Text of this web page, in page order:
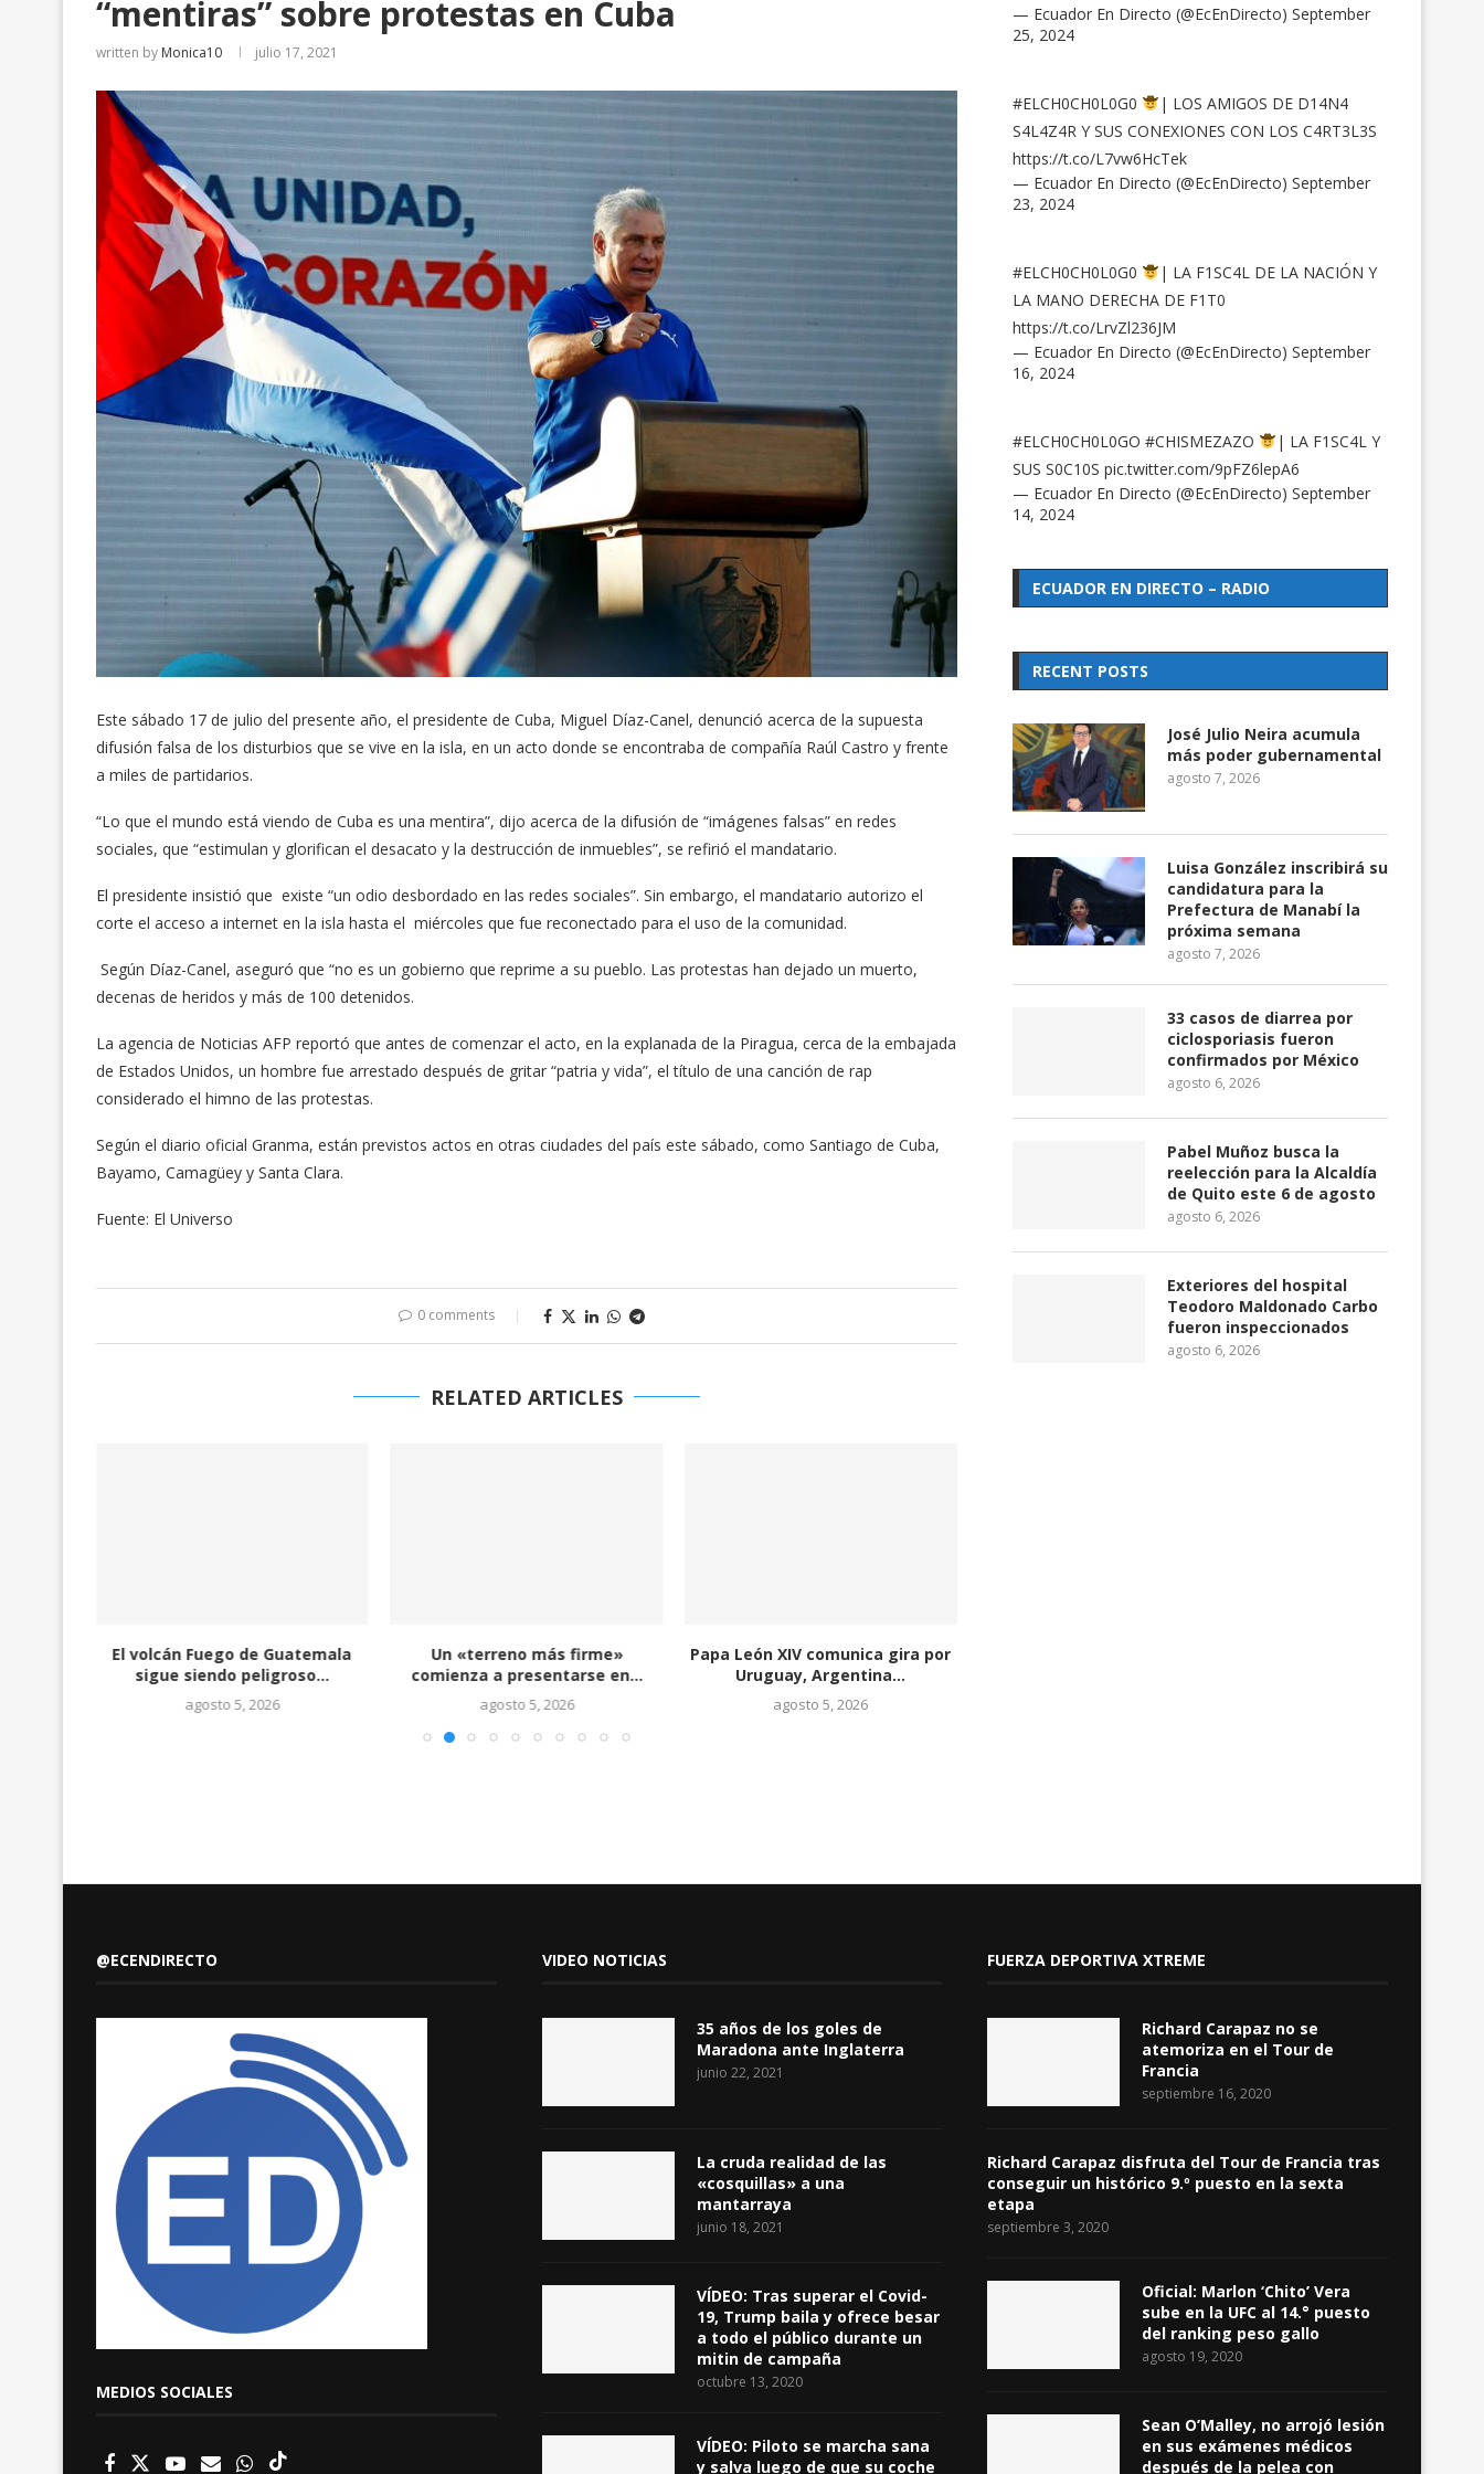
“mentiras” sobre protestas en Cuba
written by Monica10 julio 17, 2021
Este sábado 17 de julio del presente año, el presidente de Cuba, Miguel Díaz-Canel, denunció acerca de la supuesta
difusión falsa de los disturbios que se vive en la isla, en un acto donde se encontraba de compañía Raúl Castro y frente
a miles de partidarios.
“Lo que el mundo está viendo de Cuba es una mentira”, dijo acerca de la difusión de “imágenes falsas” en redes
sociales, que “estimulan y glorifican el desacato y la destrucción de inmuebles”, se refirió el mandatario.
El presidente insistió que existe “un odio desbordado en las redes sociales”. Sin embargo, el mandatario autorizo el
corte el acceso a internet en la isla hasta el miércoles que fue reconectado para el uso de la comunidad.
Según Díaz-Canel, aseguró que “no es un gobierno que reprime a su pueblo. Las protestas han dejado un muerto,
decenas de heridos y más de 100 detenidos.
La agencia de Noticias AFP reportó que antes de comenzar el acto, en la explanada de la Piragua, cerca de la embajada
de Estados Unidos, un hombre fue arrestado después de gritar “patria y vida”, el título de una canción de rap
considerado el himno de las protestas.
Según el diario oficial Granma, están previstos actos en otras ciudades del país este sábado, como Santiago de Cuba,
Bayamo, Camagüey y Santa Clara.
Fuente: El Universo
0 comments
RELATED ARTICLES
El volcán Fuego de Guatemala
sigue siendo peligroso...
agosto 5, 2026
Un «terreno más firme»
comienza a presentarse en...
agosto 5, 2026
Papa León XIV comunica gira por
Uruguay, Argentina...
agosto 5, 2026
— Ecuador En Directo (@EcEnDirecto) September
25, 2024
#ELCH0CH0L0G0
| LOS AMIGOS DE D14N4
S4L4Z4R Y SUS CONEXIONES CON LOS C4RT3L3S
https://t.co/L7vw6HcTek
— Ecuador En Directo (@EcEnDirecto) September
23, 2024
#ELCH0CH0L0G0
| LA F1SC4L DE LA NACIÓN Y
LA MANO DERECHA DE F1T0
https://t.co/LrvZl236JM
— Ecuador En Directo (@EcEnDirecto) September
16, 2024
#ELCH0CH0L0GO #CHISMEZAZO
| LA F1SC4L Y
SUS S0C10S pic.twitter.com/9pFZ6lepA6
— Ecuador En Directo (@EcEnDirecto) September
14, 2024
ECUADOR EN DIRECTO – RADIO
RECENT POSTS
José Julio Neira acumula
más poder gubernamental
agosto 7, 2026
Luisa González inscribirá su
candidatura para la
Prefectura de Manabí la
próxima semana
agosto 7, 2026
33 casos de diarrea por
ciclosporiasis fueron
confirmados por México
agosto 6, 2026
Pabel Muñoz busca la
reelección para la Alcaldía
de Quito este 6 de agosto
agosto 6, 2026
Exteriores del hospital
Teodoro Maldonado Carbo
fueron inspeccionados
agosto 6, 2026
@ECENDIRECTO
MEDIOS SOCIALES
VIDEO NOTICIAS
35 años de los goles de
Maradona ante Inglaterra
junio 22, 2021
La cruda realidad de las
«cosquillas» a una
mantarraya
junio 18, 2021
VÍDEO: Tras superar el Covid-
19, Trump baila y ofrece besar
a todo el público durante un
mitin de campaña
octubre 13, 2020
VÍDEO: Piloto se marcha sana
y salva luego de que su coche
FUERZA DEPORTIVA XTREME
Richard Carapaz no se
atemoriza en el Tour de
Francia
septiembre 16, 2020
Richard Carapaz disfruta del Tour de Francia tras
conseguir un histórico 9.º puesto en la sexta
etapa
septiembre 3, 2020
Oficial: Marlon ‘Chito’ Vera
sube en la UFC al 14.° puesto
del ranking peso gallo
agosto 19, 2020
Sean O’Malley, no arrojó lesión
en sus exámenes médicos
después de la pelea con